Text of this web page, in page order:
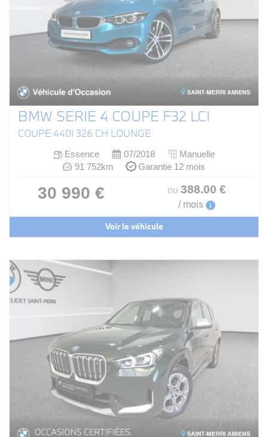
BMW SERIE 4 COUPE F32 LCI
COUPE 440I 326 CH LOUNGE
Essence 07/2018
Manuelle
91 752km
Garantie 12 mois
30 990 € ou 388.00 €
/ mois i
Voir le véhicule